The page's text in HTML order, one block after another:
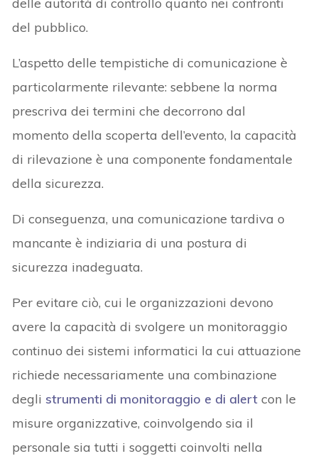
del pubblico.
L’aspetto delle tempistiche di comunicazione è
particolarmente rilevante: sebbene la norma
prescriva dei termini che decorrono dal
momento della scoperta dell’evento, la capacità
di rilevazione è una componente fondamentale
della sicurezza.
Di conseguenza, una comunicazione tardiva o
mancante è indiziaria di una postura di
sicurezza inadeguata.
Per evitare ciò, cui le organizzazioni devono
avere la capacità di svolgere un monitoraggio
continuo dei sistemi informatici la cui attuazione
richiede necessariamente una combinazione
degli strumenti di monitoraggio e di alert con le
misure organizzative, coinvolgendo sia il
personale sia tutti i soggetti coinvolti nella